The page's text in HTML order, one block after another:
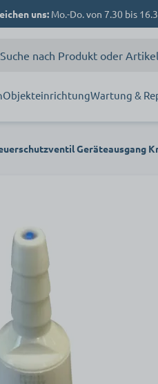
uns:Mo.-Do. von 7.30 bis
ObjekteinrichtungWartung &
Geräteausgang